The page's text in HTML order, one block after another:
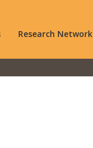
Research Network